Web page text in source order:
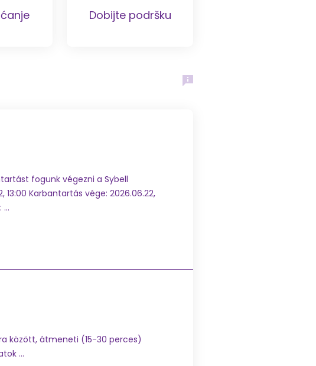
Dobijte podršku
fogunk végezni a Sybell
Karbantartás vége: 2026.06.22,
között, átmeneti (15-30 perces)
...